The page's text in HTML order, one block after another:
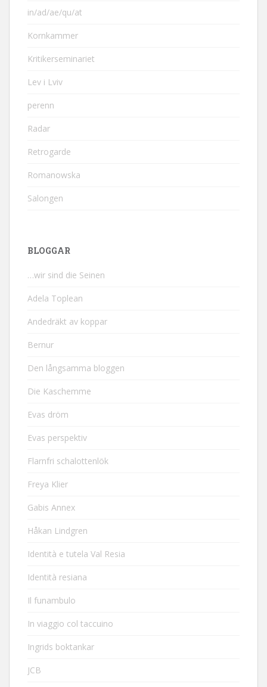
in/ad/ae/qu/at
Kornkammer
Kritikerseminariet
Lev i Lviv
perenn
Radar
Retrogarde
Romanowska
Salongen
BLOGGAR
…wir sind die Seinen
Adela Toplean
Andedräkt av koppar
Bernur
Den långsamma bloggen
Die Kaschemme
Evas dröm
Evas perspektiv
Flarnfri schalottenlök
Freya Klier
Gabis Annex
Håkan Lindgren
Identità e tutela Val Resia
Identità resiana
Il funambulo
In viaggio col taccuino
Ingrids boktankar
JCB